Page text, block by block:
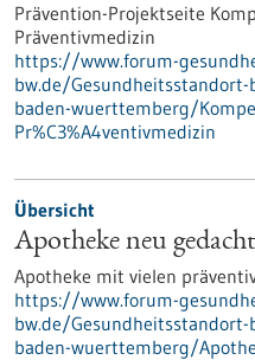
Prävention-Projektseite
Präventivmedizin
https://www.forum-
bw.de/
baden-wuerttemberg/
Pr%C3%A4ventivmedizin
Übersicht
Apotheke neu gedacht
Apotheke mit vielen
https://www.forum-
bw.de/
baden-wuerttemberg/